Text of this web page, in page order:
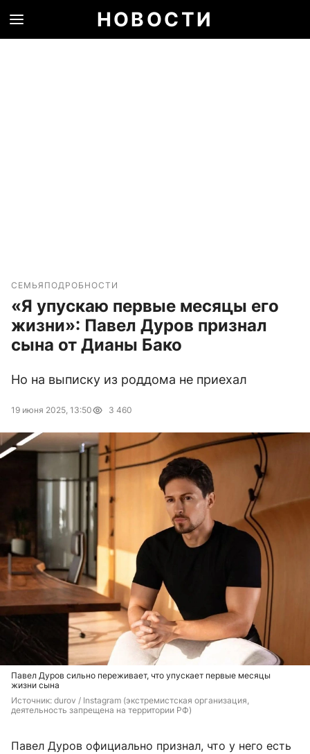
НОВОСТИ
СЕМЬЯ ПОДРОБНОСТИ
«Я упускаю первые месяцы его
жизни»: Павел Дуров признал
сына от Дианы Бако
Но на выписку из роддома не приехал
19 июня 2025, 13:50 3 460
Павел Дуров сильно переживает, что упускает первые месяцы
жизни сына
Источник: durov / Instagram (экстремистская организация,
деятельность запрещена на территории РФ)
Павел Дуров официально признал, что у него есть